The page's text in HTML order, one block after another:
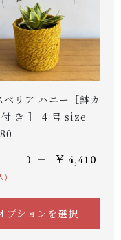
ベリア ハニー［鉢カ
き］4号size
2,980 – ￥ 4,410
プションを選択